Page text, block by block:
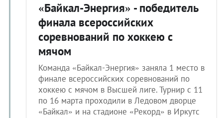
«Байкал-Энергия» - победитель
финала всероссийских
соревнований по хоккею с
мячом
Команда «Байкал-Энергия» заняла 1 место в
финале всероссийских соревнований по
хоккею с мячом в Высшей лиге. Турнир с 11
по 16 марта проходили в Ледовом дворце
«Байкал» и на стадионе «Рекорд» в Иркутс